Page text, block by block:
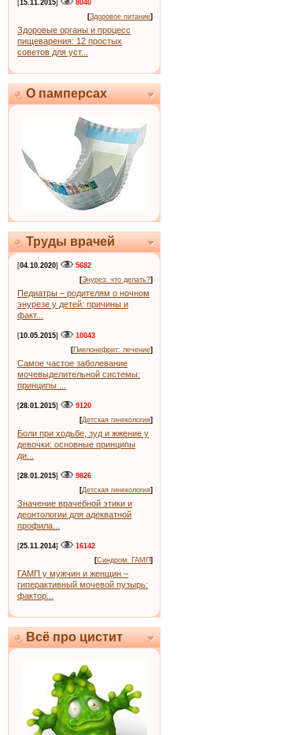
[15.11.2015]
8040
[Здоровое питание]
Здоровые органы и процесс
пищеварения: 12 простых
советов для уст...
О памперсах
Труды врачей
[04.10.2020]
5682
[Энурез: что делать?]
Педиатры – родителям о ночном
энурезе у детей: причины и
факт...
[10.05.2015]
10043
[Пиелонефрит: лечение]
Самое частое заболевание
мочевыделительной системы:
принципы ...
[28.01.2015]
9120
[Детская гинекология]
Боли при ходьбе, зуд и жжение у
девочки: основные принципы
ди...
[28.01.2015]
9826
[Детская гинекология]
Значение врачебной этики и
деонтологии для адекватной
профила...
[25.11.2014]
16142
[Синдром: ГАМП]
ГАМП у мужчин и женщин –
гиперактивный мочевой пузырь:
фактор...
Всё про цистит